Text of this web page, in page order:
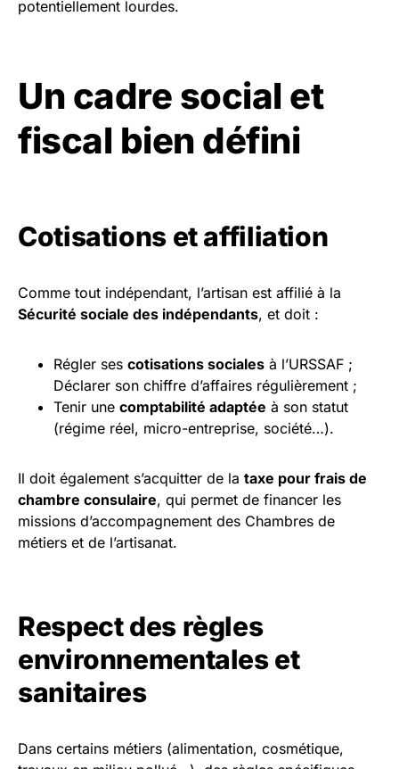
potentiellement lourdes.
Un cadre social et
fiscal bien défini
Cotisations et affiliation
Comme tout indépendant, l’artisan est affilié à la
Sécurité sociale des indépendants, et doit :
Régler ses cotisations sociales à l’URSSAF ;
Déclarer son chiffre d’affaires régulièrement ;
Tenir une comptabilité adaptée à son statut
(régime réel, micro-entreprise, société…).
Il doit également s’acquitter de la taxe pour frais de
chambre consulaire, qui permet de financer les
missions d’accompagnement des Chambres de
métiers et de l’artisanat.
Respect des règles
environnementales et
sanitaires
Dans certains métiers (alimentation, cosmétique,